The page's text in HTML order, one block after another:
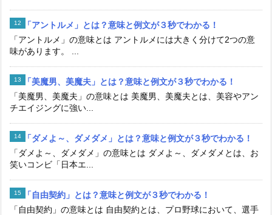
「アントルメ」とは？意味と例文が３秒でわかる！
「アントルメ」の意味とは アントルメには大きく分けて2つの意
味があります。 ...
「美魔男、美魔夫」とは？意味と例文が３秒でわかる！
「美魔男、美魔夫」の意味とは 美魔男、美魔夫とは、美容やアン
チエイジングに強い...
「ダメよ～、ダメダメ」とは？意味と例文が３秒でわかる！
「ダメよ～、ダメダメ」の意味とは ダメよ～、ダメダメとは、お
笑いコンビ「日本エ...
「自由契約」とは？意味と例文が３秒でわかる！
「自由契約」の意味とは 自由契約とは、プロ野球において、選手